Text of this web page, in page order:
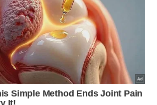
Na saúde, no trabalho e nas
repetidas moldam o resultado.
isolada pode não parecer grave,
descuidos cria desgaste real ao